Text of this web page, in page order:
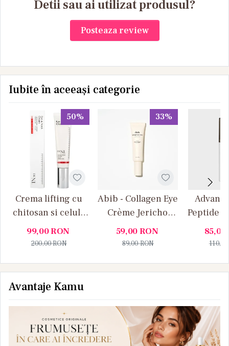
Detii sau ai utilizat produsul?
Posteaza review
Iubite în aceeași categorie
50%
Crema lifting cu
chitosan si celule
stem pentru ochi
si gat Doctor NL
99,00RON
200,00RON
33%
Abib - Collagen Eye
Crème Jericho
Rose Tube - Cremă
de ochi cu colagen
59,00RON
89,00RON
Peptide
85,00
Avantaje Kamu